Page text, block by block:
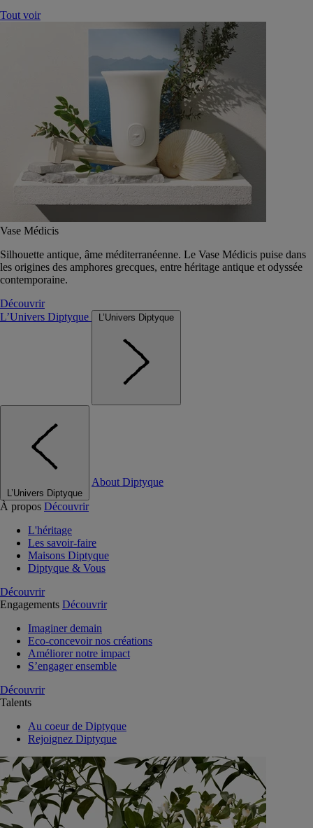
Tout voir
Vase Médicis
Silhouette antique, âme méditerranéenne. Le Vase Médicis puise dans
les origines des amphores grecques, entre héritage antique et odyssée
contemporaine.
Découvrir
L’Univers Diptyque
L’Univers Diptyque
L’Univers Diptyque
About Diptyque
À propos Découvrir
L'héritage
Les savoir-faire
Maisons Diptyque
Diptyque & Vous
Découvrir
Engagements Découvrir
Imaginer demain
Eco-concevoir nos créations
Améliorer notre impact
S’engager ensemble
Découvrir
Talents
Au coeur de Diptyque
Rejoignez Diptyque